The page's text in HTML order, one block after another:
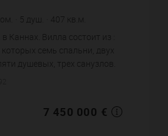
5 душ. 407 кв.м.
Каннах. Вилла состоит из :
которых семь спальни, двух
душевых, трех санузлов.
7 450 000 €